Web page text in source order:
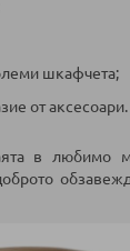
шкафчета;
от аксесоари.
в любимо